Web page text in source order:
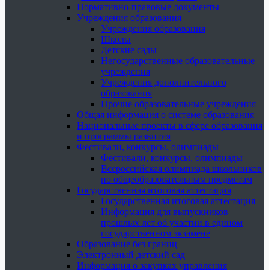
Нормативно-правовые документы
Учреждения образования
Учреждения образования
Школы
Детские сады
Негосударственные образовательные
учреждения
Учреждения дополнительного
образования
Прочие образовательные учреждения
Общая информация о системе образования
Национальные проекты в сфере образования
и программы развития
Фестивали, конкурсы, олимпиады
Фестивали, конкурсы, олимпиады
Всероссийская олимпиада школьников
по общеобразовательным предметам
Государственная итоговая аттестация
Государственная итоговая аттестация
Информация для выпускников
прошлых лет об участии в едином
государственном экзамене
Образование без границ
Электронный детский сад
Информация о закупках управления